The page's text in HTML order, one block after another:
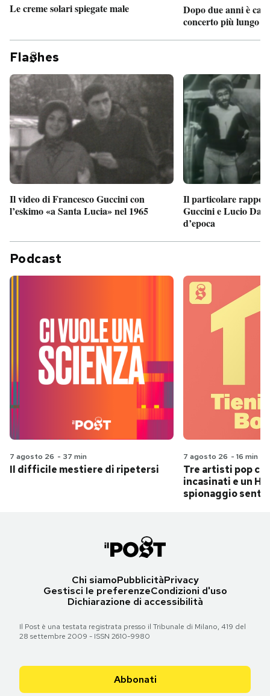
AREA PERSONALE
Entra
Le creme solari spiegate male
Dopo due anni è
concerto più lungo
Fla hes
Il video di Francesco Guccini con
l’eskimo «a Santa Lucia» nel 1965
Il particolare
Guccini e Lucio
d’epoca
Podcast
7 agosto 26 - 37 min
Il difficile mestiere di ripetersi
7 agosto 26 - 16 min
Tre artisti pop
incasinati e un
spionaggio
Chi siamoPubblicitàPrivacy
Gestisci le preferenzeCondizioni d'uso
Dichiarazione di accessibilità
Il Post è una testata registrata presso il Tribunale di Milano, 419 del
28 settembre 2009 - ISSN 2610-9980
Abbonati